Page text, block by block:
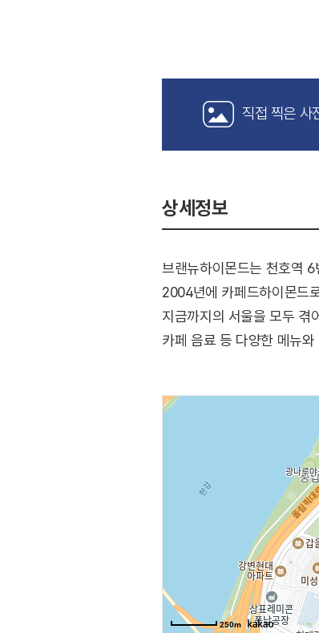
직접 찍은 사
상세정보
브랜뉴하이몬드는 천호역
2004년에 카페드하이몬드
지금까지의 서울을 모두 겪
카페 음료 등 다양한 메뉴
250m